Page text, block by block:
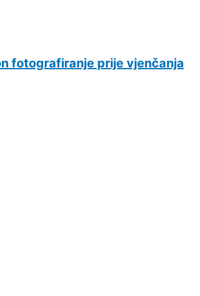
fotografiranje prije vjenčanja